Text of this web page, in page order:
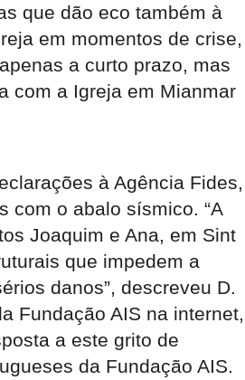
que dão eco também à
em momentos de crise,
a curto prazo, mas
com a Igreja em Mianmar
à Agência Fides,
com o abalo sísmico. “A
Joaquim e Ana, em Sint
que impedem a
danos”, descreveu D.
Fundação AIS na internet,
a este grito de
da Fundação AIS.